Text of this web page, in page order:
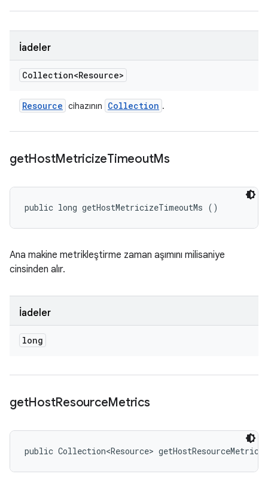
İadeler
Collection<Resource>
Resource cihazının Collection .
getHostMetricizeTimeoutMs
public long getHostMetricizeTimeoutMs ()
Ana makine metrikleştirme zaman aşımını milisaniye
cinsinden alır.
İadeler
long
getHostResourceMetrics
public Collection<Resource>